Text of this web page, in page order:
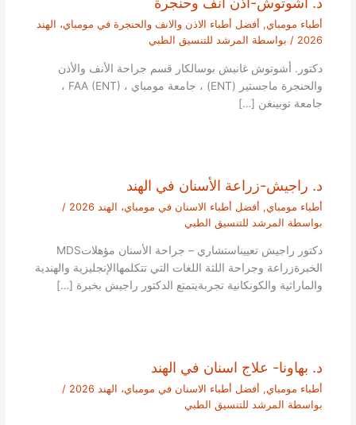
أطباء مومباي, أفضل أطباء الاذن والانف والحنجرة في مومباي، الهند
2026 / بواسطة المرشد للتنسيق الطبي
دكتور. أشوتوش غانيش بوسالكار قسم جراحة الأنف والأذن
والحنجرة ماجستير (ENT) ، جامعة مومباي ، FAA (ENT) ،
جامعة توبينغن […]
د. راجيش-زراعة الأسنان في الهند
أطباء مومباي, أفضل أطباء الاسنان في مومباي، الهند 2026
/
بواسطة المرشد للتنسيق الطبي
دكتور راجيش تعييناستشاري – جراحة الأسنان مؤهلاتMDS
الخبرةزراعة وجراحة اللثة اللغات التي تتكلمهاالإنجليزية والهندية
والماراثية والكونكانية تجربةيتمتع الدكتور راجيش بخبرة […]
د. بهاونا- علاج اسنان في الهند
أطباء مومباي, أفضل أطباء الاسنان في مومباي، الهند 2026
/
بواسطة المرشد للتنسيق الطبي